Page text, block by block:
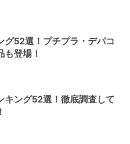
グ52選！プチプラ・デパコ
も登場！
キング52選！徹底調査して